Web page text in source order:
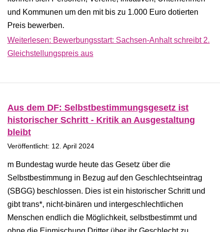
und Kommunen um den mit bis zu 1.000 Euro dotierten
Preis bewerben.
Weiterlesen: Bewerbungsstart: Sachsen-Anhalt schreibt 2.
Gleichstellungspreis aus
Aus dem DF: Selbstbestimmungsgesetz ist
historischer Schritt - Kritik an Ausgestaltung
bleibt
Veröffentlicht: 12. April 2024
m Bundestag wurde heute das Gesetz über die
Selbstbestimmung in Bezug auf den Geschlechtseintrag
(SBGG) beschlossen. Dies ist ein historischer Schritt und
gibt trans*, nicht-binären und intergeschlechtlichen
Menschen endlich die Möglichkeit, selbstbestimmt und